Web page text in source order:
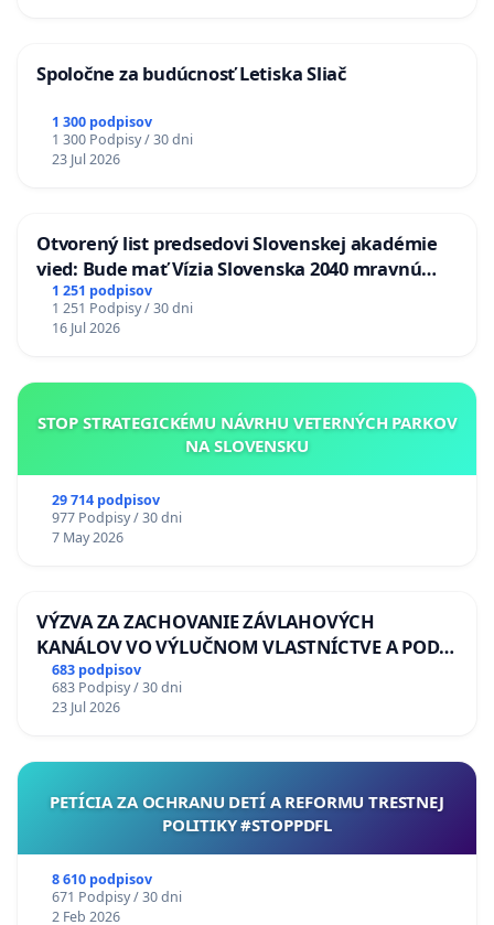
Spoločne za budúcnosť Letiska Sliač
1 300 podpisov
1 300 Podpisy / 30 dni
23 Jul 2026
Otvorený list predsedovi Slovenskej akadémie
vied: Bude mať Vízia Slovenska 2040 mravnú
chrbticu?
1 251 podpisov
1 251 Podpisy / 30 dni
16 Jul 2026
STOP STRATEGICKÉMU NÁVRHU VETERNÝCH PARKOV
NA SLOVENSKU
29 714 podpisov
977 Podpisy / 30 dni
7 May 2026
VÝZVA ZA ZACHOVANIE ZÁVLAHOVÝCH
KANÁLOV VO VÝLUČNOM VLASTNÍCTVE A POD
KONTROLOU SLOVENSKEJ REPUBLIKY & žiadosť
na riešenie zanedbaného stavu závlahových a
odvodňovacích kanálov na Slovensku
683 podpisov
683 Podpisy / 30 dni
23 Jul 2026
PETÍCIA ZA OCHRANU DETÍ A REFORMU TRESTNEJ
POLITIKY #STOPPDFL
8 610 podpisov
671 Podpisy / 30 dni
2 Feb 2026